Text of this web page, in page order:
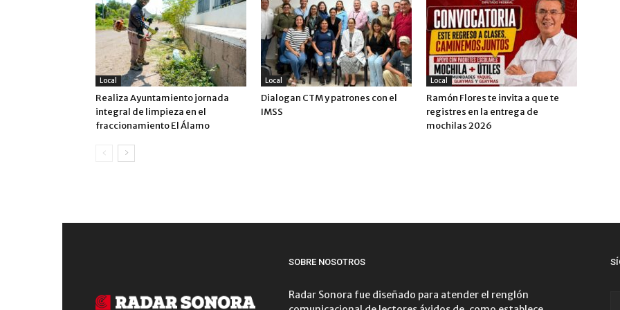
Local
Realiza Ayuntamiento jornada
integral de limpieza en el
fraccionamiento El Álamo
Local
Dialogan CTM y patrones con el
IMSS
Local
Ramón Flores te invita a que te
registres en la entrega de
mochilas 2026
SOBRE NOSOTROS
Radar Sonora fue diseñado para atender el renglón